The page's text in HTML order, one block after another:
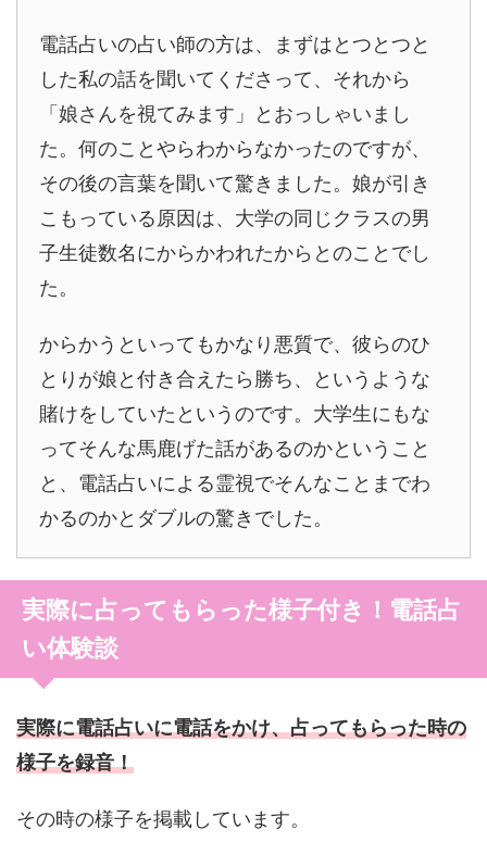
電話占いの占い師の方は、まずはとつとつと
した私の話を聞いてくださって、それから
「娘さんを視てみます」とおっしゃいまし
た。何のことやらわからなかったのですが、
その後の言葉を聞いて驚きました。娘が引き
こもっている原因は、大学の同じクラスの男
子生徒数名にからかわれたからとのことでし
た。
からかうといってもかなり悪質で、彼らのひ
とりが娘と付き合えたら勝ち、というような
賭けをしていたというのです。大学生にもな
ってそんな馬鹿げた話があるのかということ
と、電話占いによる霊視でそんなことまでわ
かるのかとダブルの驚きでした。
実際に占ってもらった様子付き！電話占
い体験談
実際に電話占いに電話をかけ、占ってもらった時の
様子を録音！
その時の様子を掲載しています。